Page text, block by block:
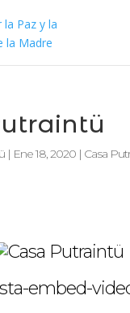
| Ene 18, 2020| Casa
embed-